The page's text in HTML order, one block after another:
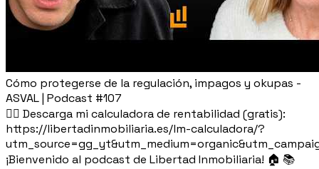
Cómo protegerse de la regulación, impagos y okupas -
ASVAL | Podcast #107
👉🏽 Descarga mi calculadora de rentabilidad (gratis):
https://libertadinmobiliaria.es/lm-calculadora/?
¡Bienvenido al podcast de Libertad Inmobiliaria! 🏠 📚